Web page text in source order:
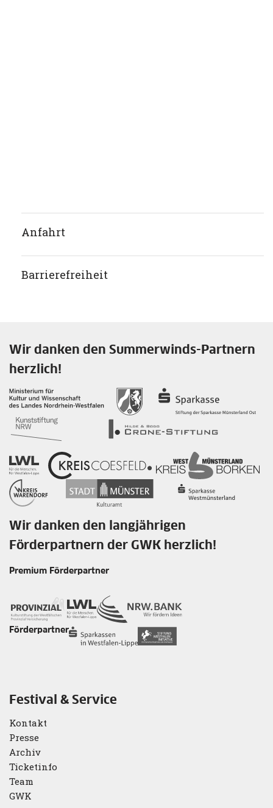
Anfahrt
Veranstaltungsort vorhanden.
Barrierefreiheit
Wir danken den Summerwinds-Partnern
herzlich!
Wir danken den langjährigen
Förderpartnern der GWK herzlich!
Premium Förderpartner
Förderpartner
Festival & Service
Kontakt
Presse
Archiv
Ticketinfo
Team
GWK